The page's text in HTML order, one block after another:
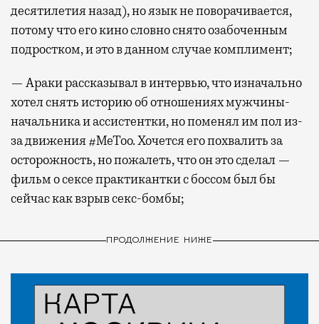
десятилетия назад), но язык не поворачивается,
потому что его кино словно снято озабоченным
подростком, и это в данном случае комплимент;
— Араки рассказывал в интервью, что изначально
хотел снять историю об отношениях мужчины-
начальника и ассистентки, но поменял им пол из-
за движения #MeToo. Хочется его похвалить за
осторожность, но пожалеть, что он это сделал —
фильм о сексе практикантки с боссом был бы
сейчас как взрыв секс-бомбы;
ПРОДОЛЖЕНИЕ НИЖЕ